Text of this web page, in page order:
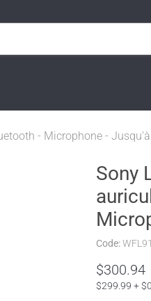
- Microphone -
Sony
Code:
$300.94
$299.99 +